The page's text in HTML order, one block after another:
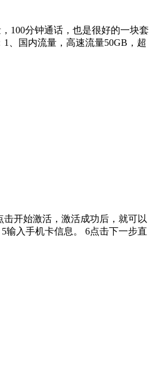
100分钟通话，也是很好的一块套
、国内流量，高速流量50GB，超
开始激活，激活成功后，就可以
输入手机卡信息。 6点击下一步直